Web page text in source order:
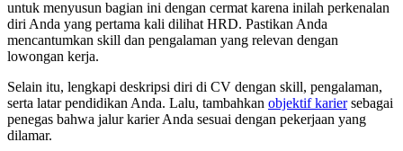
untuk menyusun bagian ini dengan cermat karena inilah perkenalan
diri Anda yang pertama kali dilihat HRD. Pastikan Anda
mencantumkan skill dan pengalaman yang relevan dengan
lowongan kerja.
Selain itu, lengkapi deskripsi diri di CV dengan skill, pengalaman,
serta latar pendidikan Anda. Lalu, tambahkan objektif kariersebagai
penegas bahwa jalur karier Anda sesuai dengan pekerjaan yang
dilamar.